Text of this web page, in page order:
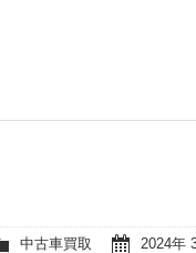
2024年
中古車買取